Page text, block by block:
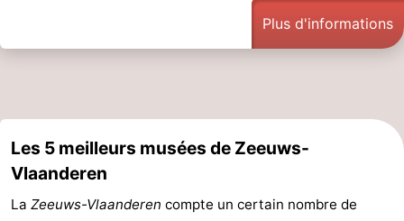
Middelburg
Zeeuws-
Plus d'informations
Les 5 meilleurs musées de Zeeuws-
Vlaanderen
La Zeeuws-Vlaanderen compte un certain nombre de